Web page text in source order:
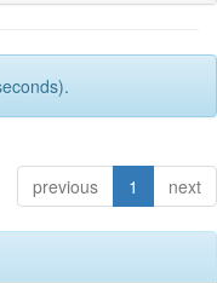
previous 1 next